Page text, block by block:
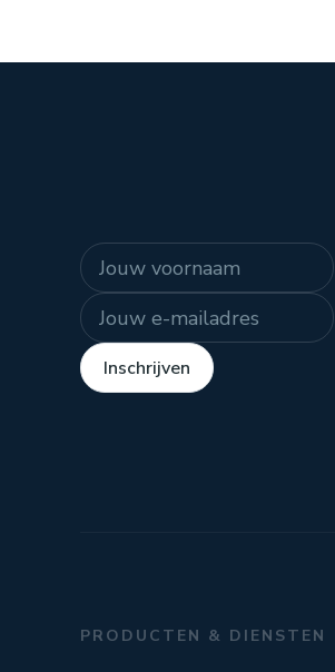
Naam
E-mailadres
Inschrijven
PRODUCTEN & DIENSTEN